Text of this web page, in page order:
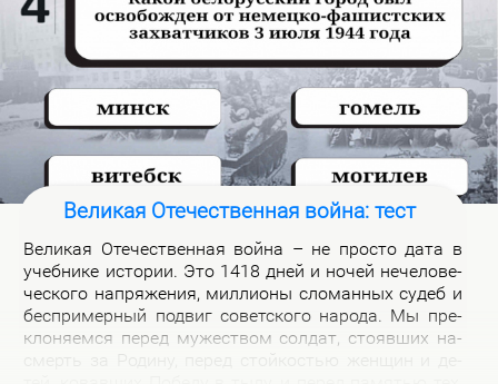
Великая Отечественная война: тест
Ве­ли­кая Оте­че­ствен­ная вой­на – не про­сто да­та в
учеб­ни­ке ис­то­рии. Это 1418 дней и но­чей нече­ло­ве­
че­ско­го на­пря­же­ния, мил­ли­о­ны сло­ман­ных су­деб и
бес­при­мер­ный по­двиг со­вет­ско­го на­ро­да. Мы пре­
кло­ня­ем­ся пе­ред му­же­ством сол­дат, сто­яв­ших на­